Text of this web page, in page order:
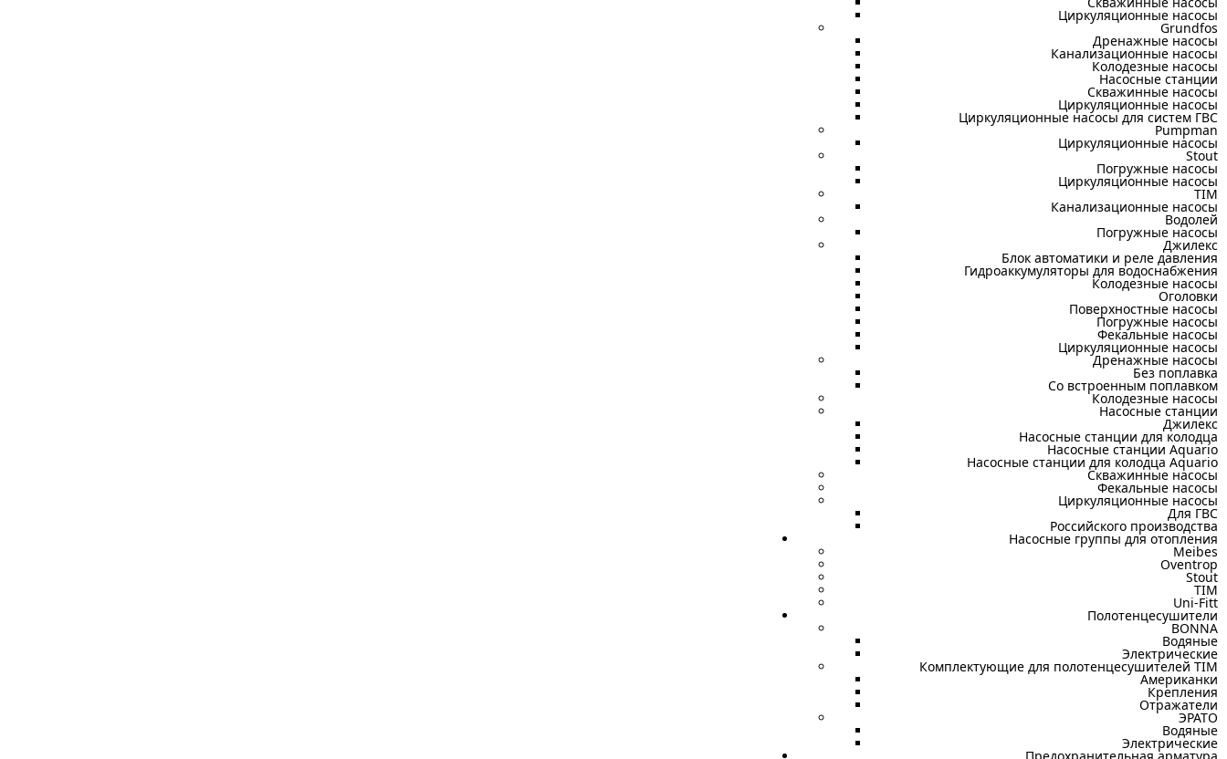
Циркуляционные насосы
Grundfos
Дренажные насосы
Канализационные насосы
Колодезные насосы
Насосные станции
Скважинные насосы
Циркуляционные насосы
Циркуляционные насосы для систем ГВС
Pumpman
Циркуляционные насосы
Stout
Погружные насосы
Циркуляционные насосы
TIM
Канализационные насосы
Водолей
Погружные насосы
Джилекс
Блок автоматики и реле давления
Гидроаккумуляторы для водоснабжения
Колодезные насосы
Оголовки
Поверхностные насосы
Погружные насосы
Фекальные насосы
Циркуляционные насосы
Дренажные насосы
Без поплавка
Со встроенным поплавком
Колодезные насосы
Насосные станции
Джилекс
Насосные станции для колодца
Насосные станции Aquario
Насосные станции для колодца Aquario
Скважинные насосы
Фекальные насосы
Циркуляционные насосы
Для ГВС
Российского производства
Насосные группы для отопления
Meibes
Oventrop
Stout
TIM
Uni-Fitt
Полотенцесушители
BONNA
Водяные
Электрические
Комплектующие для полотенцесушителей TIM
Американки
Крепления
Отражатели
ЭРАТО
Водяные
Электрические